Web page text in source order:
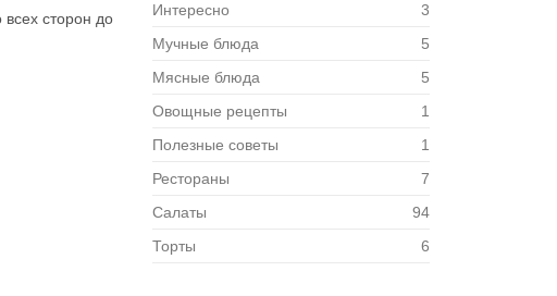
сторон до
Интересно
3
Мучные блюда
5
Мясные блюда
5
Овощные рецепты
1
Полезные советы
1
Рестораны
7
Салаты
94
Торты
6